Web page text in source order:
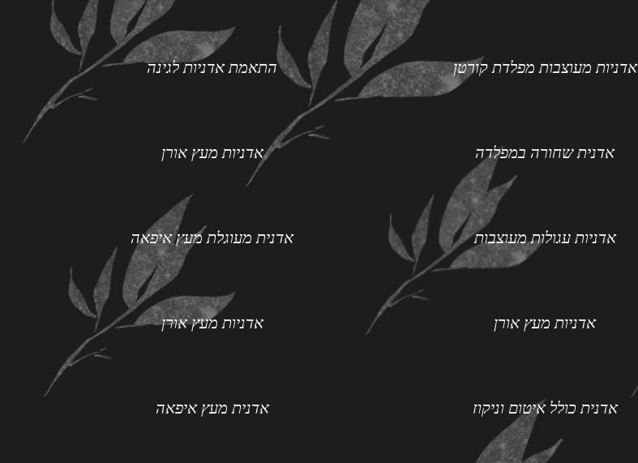
אדניות מעוצבות מפלדת קורטן התאמת אדניות לגינה
אדנית שחורה במפלדה אדניות מעץ אורן
אדניות עגולות מעוצבות אדנית מעוגלת מעץ איפאה
אדניות מעץ אורן אדניות מעץ אורן
אדנית כולל איטום וניקוז אדנית מעץ איפאה